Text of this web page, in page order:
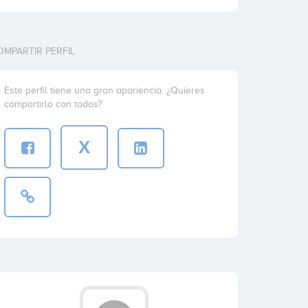
PERFIL
Este perfil tiene una gran apariencia. ¿Quieres
compartirlo con todos?
X